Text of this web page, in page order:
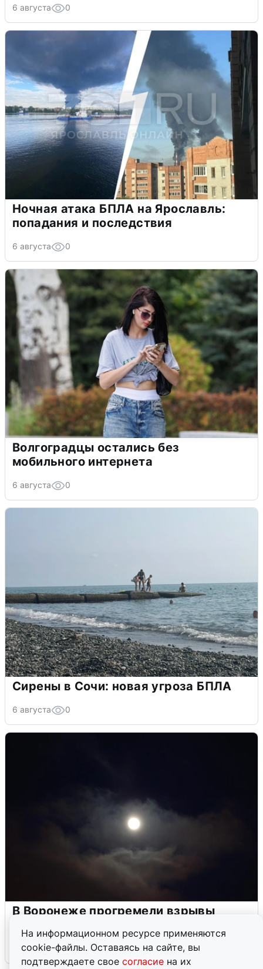
На информационном ресурсе применяются
cookie-файлы. Оставаясь на сайте, вы
подтверждаете свое согласие на их
6 августа 0
Ночная атака БПЛА на Ярославль:
попадания и последствия
6 августа 0
Волгоградцы остались без
мобильного интернета
6 августа 0
Сирены в Сочи: новая угроза БПЛА
6 августа 0
В Воронеже прогремели взрывы
5 августа 0